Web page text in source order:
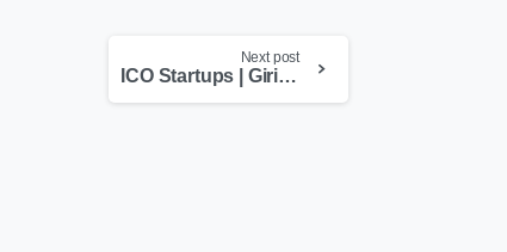
Next post
ICO Startups | Girişimler ve Girişimci Adayları İçin Yeni Bir Yaklaşım